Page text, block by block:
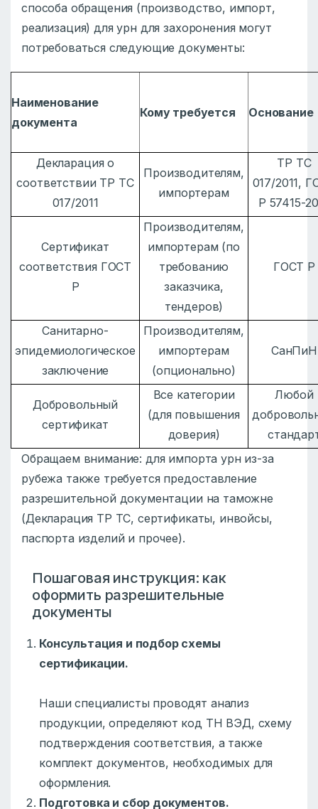
способа обращения (производство, импорт,
реализация) для урн для захоронения могут
потребоваться следующие документы:
Наименование
документа
Кому требуется Основание
Декларация о
соответствии ТР ТС
017/2011
Производителям,
импортерам
ТР ТС
017/2011,
Р 57415-
Сертификат
соответствия ГОСТ
Р
Производителям,
импортерам (по
требованию
заказчика,
тендеров)
ГОСТ Р
Санитарно-
эпидемиологическое
заключение
Производителям,
импортерам
(опционально)
СанПиН
Добровольный
сертификат
Все категории
(для повышения
доверия)
Любой
Обращаем внимание: для импорта урн из-за
рубежа также требуется предоставление
разрешительной документации на таможне
(Декларация ТР ТС, сертификаты, инвойсы,
паспорта изделий и прочее).
Пошаговая инструкция: как
оформить разрешительные
документы
Консультация и подбор схемы
сертификации.
Наши специалисты проводят анализ
продукции, определяют код ТН ВЭД, схему
подтверждения соответствия, а также
комплект документов, необходимых для
оформления.
Подготовка и сбор документов.